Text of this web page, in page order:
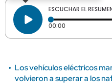
ESCUCHAR EL
00:00 Tiempo
Los vehículos eléctricos
volvieron a superar a los